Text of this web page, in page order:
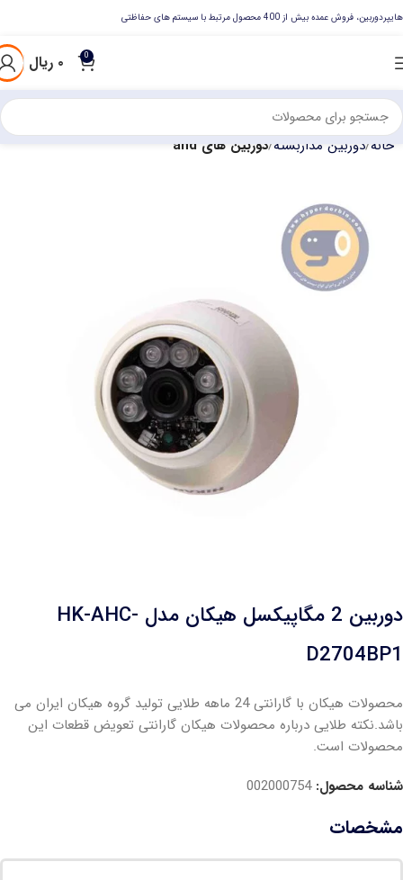
هایپردوربین، فروش عمده بیش از 400 محصول مرتبط با سیستم های حفاظتی
0 ۰ ریال
خانه دوربین مداربسته دوربین های ahd
دوربین 2 مگاپیکسل هیکان مدل HK-AHC-
D2704BP1
محصولات هیکان با گارانتی 24 ماهه طلایی تولید گروه هیکان ایران می
باشد.نکته طلایی درباره محصولات هیکان گارانتی تعویض قطعات این
محصولات است.
شناسه محصول:002000754
مشخصات